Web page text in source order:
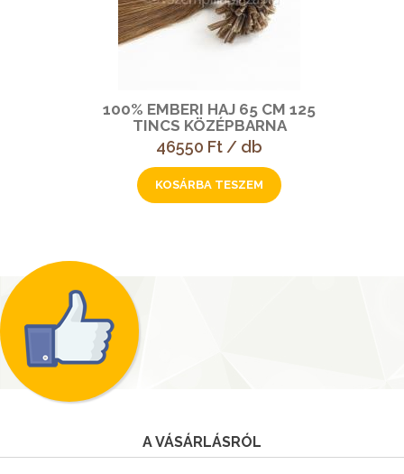
100% EMBERI HAJ 65 CM 125
TINCS KÖZÉPBARNA
46550 Ft / db
A VÁSÁRLÁSRÓL